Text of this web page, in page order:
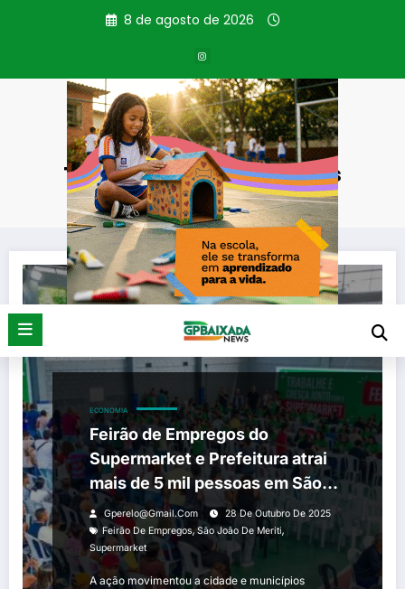
8 de agosto de 2026
Tag: Feirão de Empregos
Página inicial Feirão de Empregos
ECONOMIA
Feirão de Empregos do
Supermarket e Prefeitura atrai
mais de 5 mil pessoas em São
João de Meriti
Gperelo@gmail.com
28 De Outubro De 2025
Feirão De Empregos,São João De Meriti,
Supermarket
A ação movimentou a cidade e municípios